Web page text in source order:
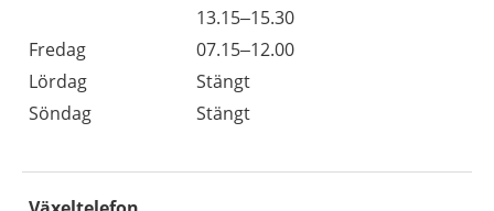
13.15–15.30
Fredag
07.15–12.00
Lördag
Stängt
Söndag
Stängt